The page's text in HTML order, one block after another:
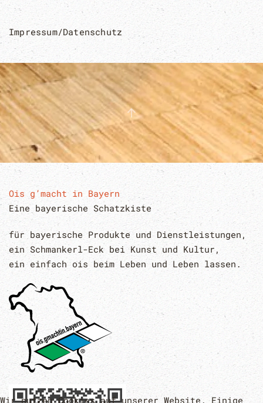
Impressum/Datenschutz
Ois g’macht in Bayern
Eine bayerische Schatzkiste
für bayerische Produkte und Dienstleistungen,
ein Schmankerl-Eck bei Kunst und Kultur,
ein einfach ois beim Leben und Leben lassen.
Wir nutzen Cookies auf unserer Website. Einige